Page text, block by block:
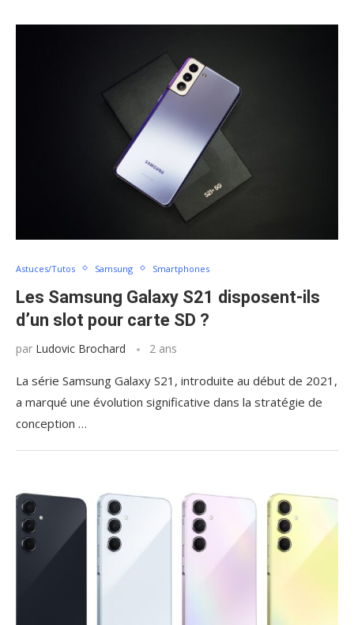
Astuces/Tutos Samsung Smartphones
Les Samsung Galaxy S21 disposent-ils
d’un slot pour carte SD ?
par Ludovic Brochard 2 ans
La série Samsung Galaxy S21, introduite au début de 2021,
a marqué une évolution significative dans la stratégie de
conception …